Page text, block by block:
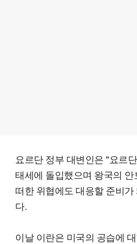
요르단 정부 대변인은 "요르
태세에 돌입했으며 왕국의
떠한 위협에도 대응할 준비가
다.
이날 이란은 미국의 공습에